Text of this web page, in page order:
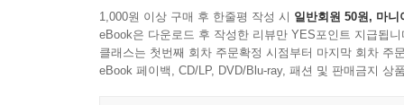
1,000원 이상 구매 후 한줄평 작성 시 일반회원 50원, 마니
eBook은 다운로드 후 작성한 리뷰만 YES포인트 지급됩니
클래스는 첫번째 회차 주문확정 시점부터 마지막 회차 주
eBook 페이백, CD/LP, DVD/Blu-ray, 패션 및 판매금지 상